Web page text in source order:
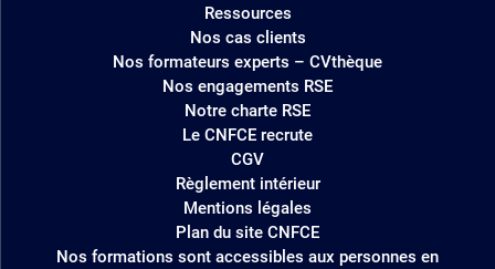
Ressources
Nos cas clients
Nos formateurs experts – CVthèque
Nos engagements RSE
Notre charte RSE
Le CNFCE recrute
CGV
Règlement intérieur
Mentions légales
Plan du site CNFCE
Nos formations sont accessibles aux personnes en